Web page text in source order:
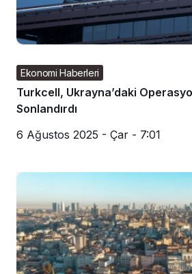
Ekonomi Haberleri
Turkcell, Ukrayna’daki
Sonlandırdı
6 Ağustos 2025 - Çar - 7:01